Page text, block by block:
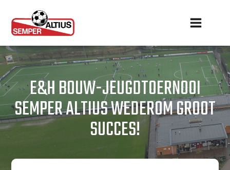
E&H BOUW-JEUGDTOERNOOI
SEMPER ALTIUS WEDEROM GROOT
SUCCES!